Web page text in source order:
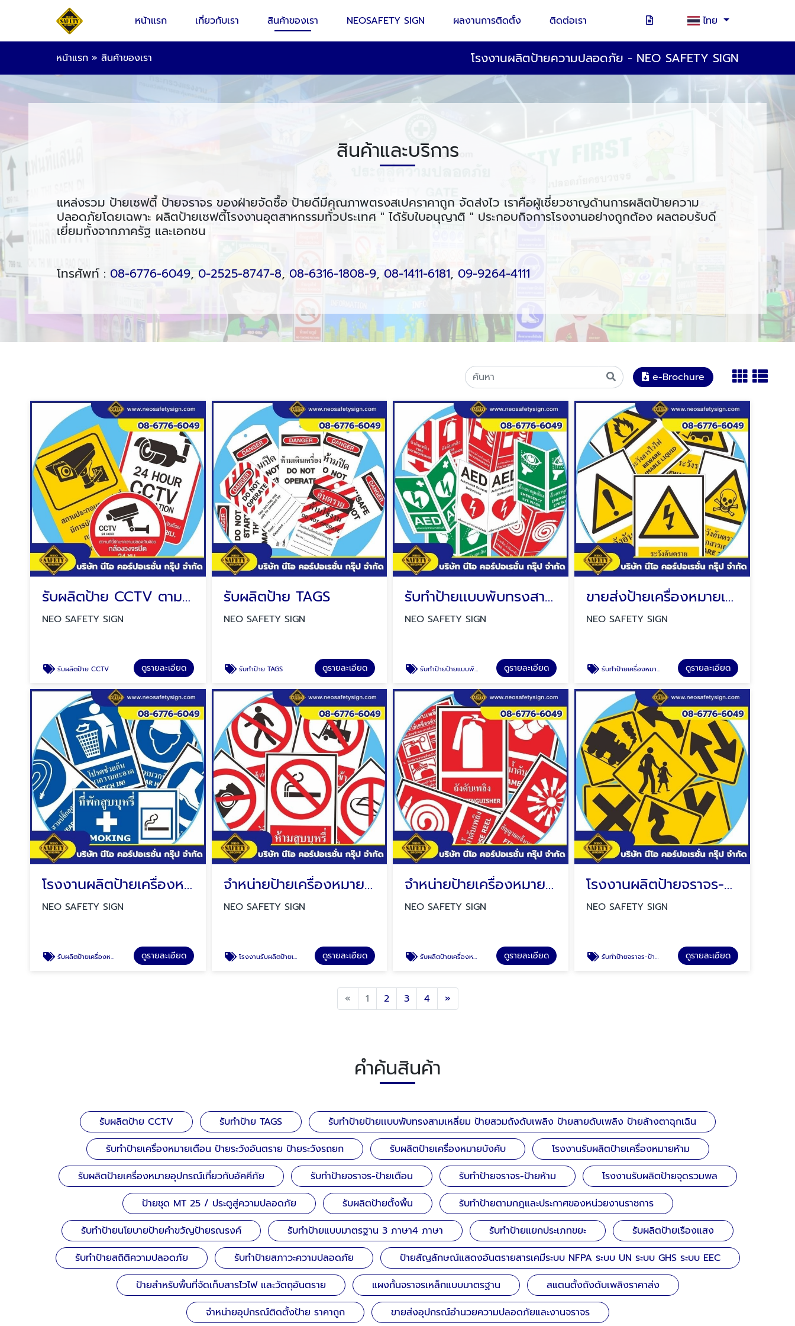
หน้าแรก เกี่ยวกับเรา สินค้าของเรา NEOSAFETY SIGN ผลงานการติดตั้ง ติดต่อเรา ไทย
หน้าแรก » สินค้าของเรา โรงงานผลิตป้ายความปลอดภัย - NEO SAFETY SIGN
สินค้าและบริการ
แหล่งรวม ป้ายเซฟตี้ ป้ายจราจร ของฝ่ายจัดซื้อ ป้ายดีมีคุณภาพตรงสเปคราคาถูก จัดส่งไว เราคือผู้เชี่ยวชาญด้านการผลิตป้ายความ
ปลอดภัยโดยเฉพาะ ผลิตป้ายเซฟตี้โรงงานอุตสาหกรรมทั่วประเทศ " ได้รับใบอนุญาติ " ประกอบกิจการโรงงานอย่างถูกต้อง ผลตอบรับดี
เยี่ยมทั้งจากภาครัฐ และเอกชน
โทรศัพท์ : 08-6776-6049, 0-2525-8747-8, 08-6316-1808-9, 08-1411-6181, 09-9264-4111
e-Brochure
รับผลิตป้าย CCTV ตามแบบ
NEO SAFETY SIGN
รับผลิตป้าย CCTV ดูรายละเอียด
รับผลิตป้าย TAGS
NEO SAFETY SIGN
รับทำป้าย TAGS ดูรายละเอียด
รับทำป้ายเเบบพับทรงสามเหลี่ยม
NEO SAFETY SIGN
รับทำป้ายป้ายเเบบพับทรงสามเหลี่ยม ป้ายสวมถังดับเพลิง ป้ายสายดับเพลิง ป้ายล้างตาฉุกเฉิน ดูรายละเอียด
ขายส่งป้ายเครื่องหมายเตือน
NEO SAFETY SIGN
รับทำป้ายเครื่องหมายเตือน ป้ายระวังอันตราย ป้ายระวังรถยก ดูรายละเอียด
โรงงานผลิตป้ายเครื่องหมายบังคับ
NEO SAFETY SIGN
รับผลิตป้ายเครื่องหมายบังคับ ดูรายละเอียด
จำหน่ายป้ายเครื่องหมายห้าม
NEO SAFETY SIGN
โรงงานรับผลิตป้ายเครื่องหมายห้าม ดูรายละเอียด
จำหน่ายป้ายเครื่องหมายอุปกรณ์เกี่ยวกับอัคคีภัย
NEO SAFETY SIGN
รับผลิตป้ายเครื่องหมายอุปกรณ์เกี่ยวกับอัคคีภัย ดูรายละเอียด
โรงงานผลิตป้ายจราจร-ป้ายเตือน
NEO SAFETY SIGN
รับทำป้ายจราจร-ป้ายเตือน ดูรายละเอียด
«Previous
1 2 3 4 »Next
คำค้นสินค้า
รับผลิตป้าย CCTV รับทำป้าย TAGS
รับทำป้ายป้ายเเบบพับทรงสามเหลี่ยม ป้ายสวมถังดับเพลิง ป้ายสายดับเพลิง ป้ายล้างตาฉุกเฉิน
รับทำป้ายเครื่องหมายเตือน ป้ายระวังอันตราย ป้ายระวังรถยก
รับผลิตป้ายเครื่องหมายบังคับ
โรงงานรับผลิตป้ายเครื่องหมายห้าม
รับผลิตป้ายเครื่องหมายอุปกรณ์เกี่ยวกับอัคคีภัย
รับทำป้ายจราจร-ป้ายเตือน รับทำป้ายจราจร-ป้ายห้าม
โรงงานรับผลิตป้ายจุดรวมพล
ป้ายชุด MT 25 / ประตูสู่ความปลอดภัย
รับผลิตป้ายตั้งพื้น
รับทำป้ายตามกฎและประกาศของหน่วยงานราชการ
รับทำป้ายนโยบายป้ายคำขวัญป้ายรณรงค์
รับทำป้ายแบบมาตรฐาน 3 ภาษา4 ภาษา รับทำป้ายแยกประเภทขยะ
รับผลิตป้ายเรืองแสง
รับทำป้ายสถิติความปลอดภัย
รับทำป้ายสภาวะความปลอดภัย
ป้ายสัญลักษณ์แสดงอันตรายสารเคมีระบบ NFPA ระบบ UN ระบบ GHS ระบบ EEC
ป้ายสำหรับพื้นที่จัดเก็บสารไวไฟ และวัตถุอันตราย
แผงกั้นจราจรเหล็กแบบมาตรฐาน
สแตนตั้งถังดับเพลิงราคาส่ง
จำหน่ายอุปกรณ์ติดตั้งป้าย ราคาถูก
ขายส่งอุปกรณ์อำนวยความปลอดภัยและงานจราจร